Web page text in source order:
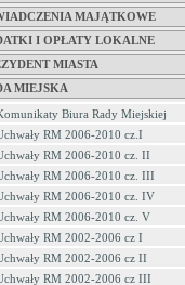
MAJĄTKOWE
I OPŁATY LOKALNE
MIASTA
MIEJSKA
Biura Rady Miejskiej
RM 2006-2010 cz.I
RM 2006-2010 cz. II
RM 2006-2010 cz. III
RM 2006-2010 cz. IV
RM 2006-2010 cz. V
RM 2002-2006 cz I
RM 2002-2006 cz II
RM 2002-2006 cz III